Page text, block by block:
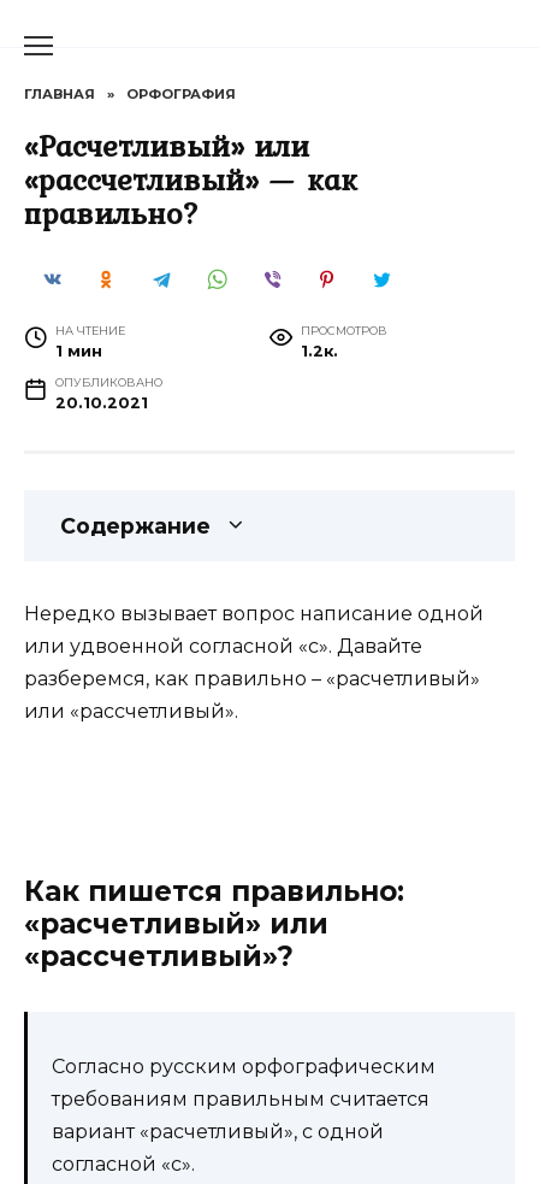
ГЛАВНАЯ » ОРФОГРАФИЯ
«Расчетливый» или
«рассчетливый» — как
правильно?
НА ЧТЕНИЕ
1 мин
ПРОСМОТРОВ
1.2к.
ОПУБЛИКОВАНО
20.10.2021
Содержание
Нередко вызывает вопрос написание одной
или удвоенной согласной «с». Давайте
разберемся, как правильно – «расчетливый»
или «рассчетливый».
Как пишется правильно:
«расчетливый» или
«рассчетливый»?
Согласно русским орфографическим
требованиям правильным считается
вариант «расчетливый», с одной
согласной «с».